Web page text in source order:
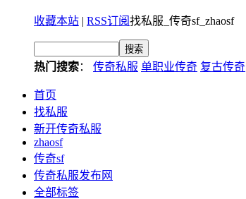
收藏本站 | RSS订阅找私服_传奇sf_zhaosf
热门搜索： 传奇私服 单职业传奇 复古传奇
首页
找私服
新开传奇私服
zhaosf
传奇sf
传奇私服发布网
全部标签